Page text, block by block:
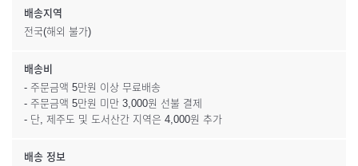
배송지역
전국(해외 불가)
배송비
- 주문금액 5만원 이상 무료배송
- 주문금액 5만원 미만 3,000원 선불 결제
- 단, 제주도 및 도서산간 지역은 4,000원 추가
배송 정보